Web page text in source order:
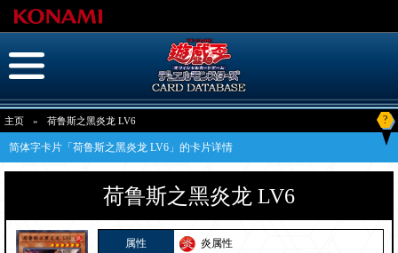
主页 » 荷鲁斯之黑炎龙 LV6 ?
简体字卡片「荷鲁斯之黑炎龙 LV6」的卡片详情
荷鲁斯之黑炎龙 LV6
属性 炎属性